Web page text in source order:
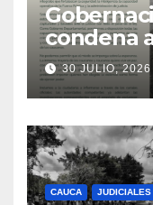
condena
ciudadanos y exige
urgentes
Nacional
30 JULIO, 2026
CAUCA JUDICIALES